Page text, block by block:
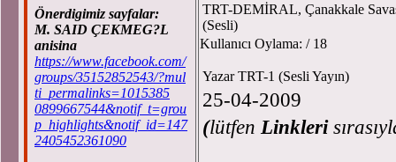
Önerdigimiz sayfalar:
M. SAID ÇEKMEG?L
anisina
https://www.facebook.com/
groups/35152852543/?mul
ti_permalinks=1015385
0899667544&notif_t=grou
p_highlights&notif_id=147
2405452361090
TRT-DEMİRAL, Çanakkale
(Sesli)
Kullanıcı Oylama: / 18
Yazar TRT-1 (Sesli Yayın)
25-04-2009
(lütfen Linkleri